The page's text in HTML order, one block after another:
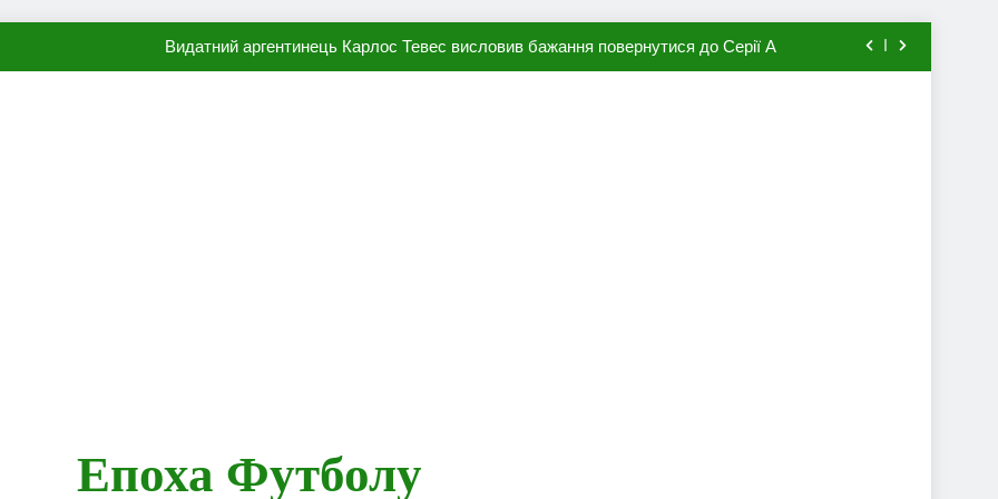
Видатний аргентинець Карлос Тевес висловив бажання повернутися до Серії А
Епоха Футболу